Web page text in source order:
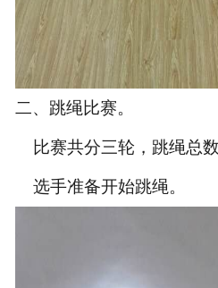
二、 跳绳比赛。
比赛共分三轮，跳绳总
选手准备开始跳绳。